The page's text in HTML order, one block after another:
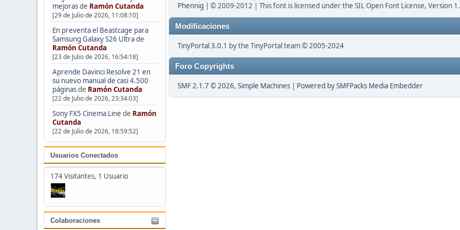
mejorasde Ramón Cutanda
[29 de Julio de 2026, 11:08:10]
En preventa el Beastcage para
Samsung Galaxy S26 Ultrade
Ramón Cutanda
[23 de Julio de 2026, 16:54:18]
Aprende Davinci Resolve 21 en
su nuevo manual de casi 4.500
páginasde Ramón Cutanda
[22 de Julio de 2026, 23:34:03]
Sony FX5 Cinema Line de Ramón
Cutanda
[22 de Julio de 2026, 18:59:52]
Usuarios Conectados
174 Visitantes, 1 Usuario
Colaboraciones
Phennig | © 2009-2012 | This font is licensed under the SIL Open Font License, Version
Modificaciones
TinyPortal 3.0.1 by the TinyPortal team ©2005-2024
Foro Copyrights
SMF 2.1.7 © 2026, Simple Machines | Powered by SMFPacks Media Embedder